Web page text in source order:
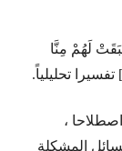
لَهُمْ مِنَّا
،
المشكلة